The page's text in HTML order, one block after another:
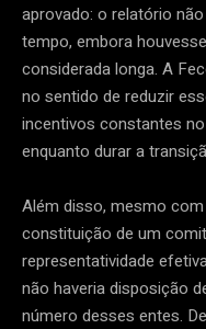
aprovado: o relatório
tempo, embora
considerada longa. A
no sentido de reduzir
incentivos constantes
enquanto durar a
Além disso, mesmo
constituição de um
representatividade
não haveria disposição
número desses entes.